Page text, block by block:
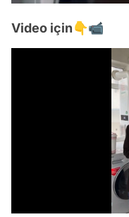
Video için👇📹